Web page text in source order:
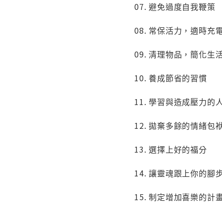
07. 避免過度自我鞭策
08. 常保活力，適時充
09. 清理物品，簡化生
10. 養成節省的習慣
11. 學習與造成壓力的
12. 拋棄多餘的情緒包
13. 選擇上好的福分
14. 讓靈魂跟上你的腳
15. 制定增加喜樂的計